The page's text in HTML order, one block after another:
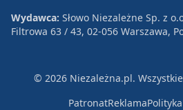
Wydawca: Słowo Niezależne Sp. z
Filtrowa 63 / 43, 02-056 Warszawa,
© 2026 Niezależna.pl.
PatronatReklama